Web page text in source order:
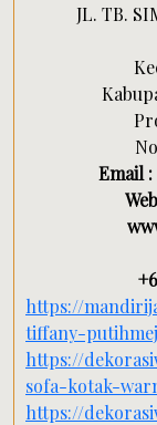
JL. TB.
Email
https://
tiffany-
https://
sofa-kotak-
https://